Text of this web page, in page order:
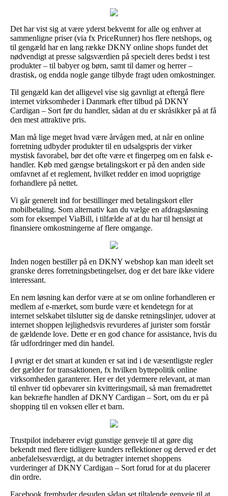
Det har vist sig at være yderst bekvemt for alle og enhver at
sammenligne priser (via fx PriceRunner) hos flere netshops, og
til gengæld har en lang række DKNY online shops fundet det
nødvendigt at presse salgsværdien på specielt deres bedst i test
produkter – til babyer og børn, samt til damer og herrer –
drastisk, og endda nogle gange tilbyde fragt uden omkostninger.
Til gengæld kan det alligevel vise sig gavnligt at eftergå flere
internet virksomheder i Danmark efter tilbud på DKNY
Cardigan – Sort før du handler, sådan at du er skråsikker på at få
den mest attraktive pris.
Man må lige meget hvad være årvågen med, at når en online
forretning udbyder produkter til en udsalgspris der virker
mystisk favorabel, bør det ofte være et fingerpeg om en falsk e-
handler. Køb med gængse betalingskort er på den anden side
omfavnet af et reglement, hvilket redder en imod uoprigtige
forhandlere på nettet.
Vi går generelt ind for bestillinger med betalingskort eller
mobilbetaling. Som alternativ kan du vælge en afdragsløsning
som for eksempel ViaBill, i tilfælde af at du har til hensigt at
finansiere omkostningerne af flere omgange.
Inden nogen bestiller på en DKNY webshop kan man ideelt set
granske deres forretningsbetingelser, dog er det bare ikke videre
interessant.
En nem løsning kan derfor være at se om online forhandleren er
medlem af e-mærket, som burde være et kendetegn for at
internet selskabet tilslutter sig de danske retningslinjer, udover at
internet shoppen lejlighedsvis revurderes af jurister som forstår
de gældende love. Dette er en god chance for assistance, hvis du
får udfordringer med din handel.
I øvrigt er det smart at kunden er sat ind i de væsentligste regler
der gælder for transaktionen, fx hvilken byttepolitik online
virksomheden garanterer. Her er det ydermere relevant, at man
til enhver tid opbevarer sin kvitteringsmail, så man fremadrettet
kan bekræfte handlen af DKNY Cardigan – Sort, om du er på
shopping til en voksen eller et barn.
Trustpilot indebærer evigt gunstige genveje til at gøre dig
bekendt med flere tidligere kunders reflektioner og derved er det
anbefalelsesværdigt, at du betragter internet shoppens
vurderinger af DKNY Cardigan – Sort forud for at du placerer
din ordre.
Facebook frembyder desuden sådan set tiltalende genveje til at